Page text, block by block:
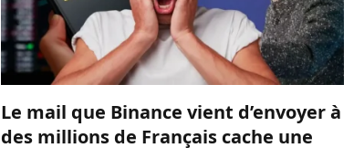
Le mail que Binance vient d’envoyer à
des millions de Français cache une